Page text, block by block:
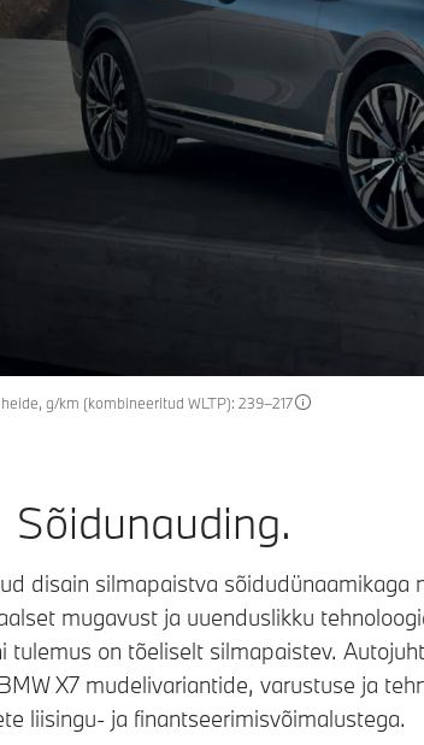
g/km (kombineeritud WLTP): 239–217
Sõidunauding.
disain silmapaistva sõidudünaamikaga
mugavust ja uuenduslikku
tulemus on tõeliselt silmapaistev.
X7 mudelivariantide, varustuse ja
liisingu- ja finantseerimisvõimalustega.